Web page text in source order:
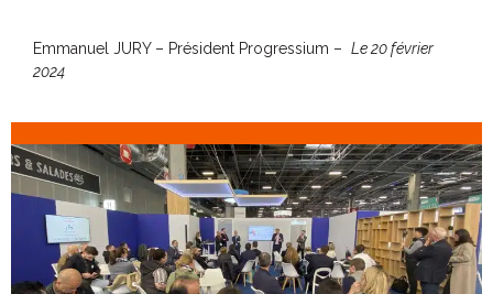
Emmanuel JURY – Président Progressium – Le 20 février
2024